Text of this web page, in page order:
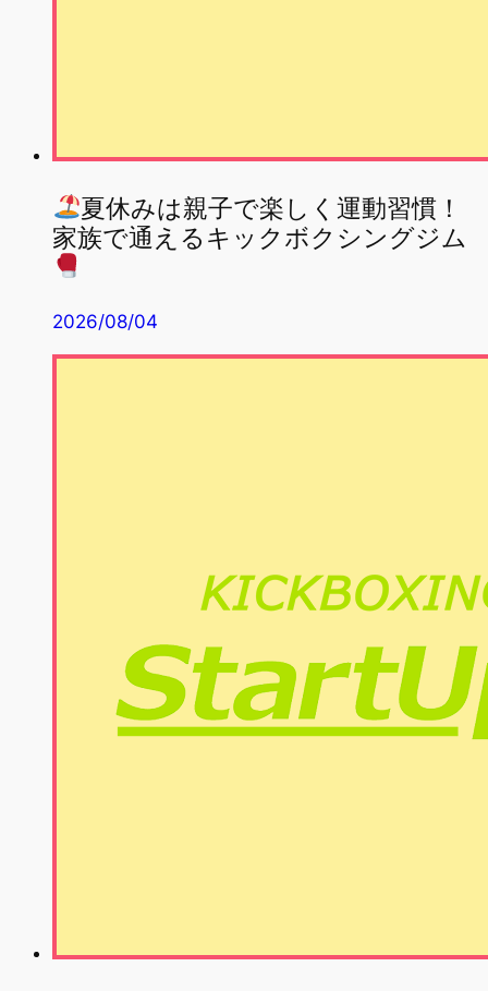
夏休みは親子で楽しく運動習慣！
家族で通えるキックボクシングジム
2026/08/04